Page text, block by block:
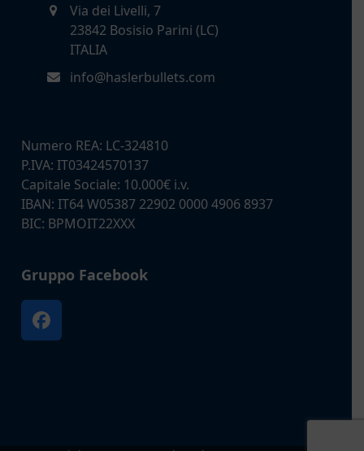
Via dei Livelli, 7
23842 Bosisio Parini (LC)
ITALIA
info@haslerbullets.com
Numero REA: LC-324810
P.IVA: IT03424570137
Capitale Sociale: 10.000€ i.v.
IBAN: IT64 W05387 22902 0000 4906 8937
BIC: BPMOIT22XXX
Gruppo Facebook
Facebook